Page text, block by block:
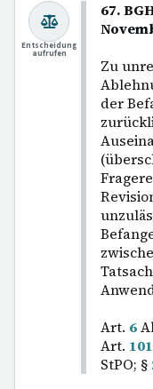
67.
Zu
der
Art. 6
Art. 101
StPO; §
Entscheidung
aufrufen